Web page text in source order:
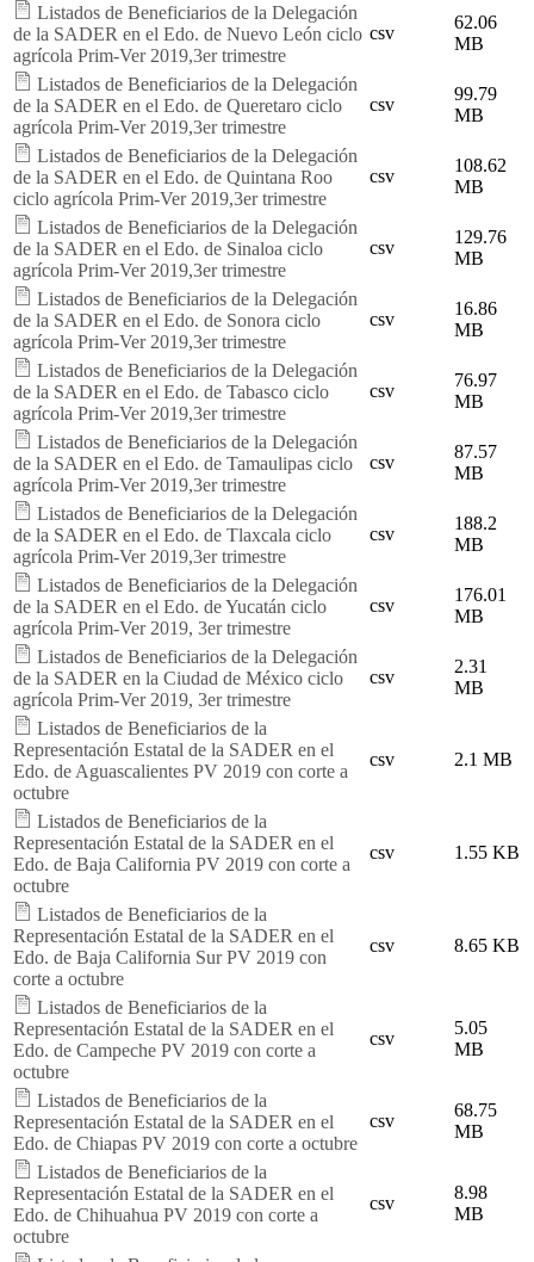
Listados de Beneficiarios de la Delegación
de la SADER en el Edo. de Nuevo León ciclo
agrícola Prim-Ver 2019,3er trimestre
csv
62.06
MB
Listados de Beneficiarios de la Delegación
de la SADER en el Edo. de Queretaro ciclo
agrícola Prim-Ver 2019,3er trimestre
csv
99.79
MB
Listados de Beneficiarios de la Delegación
de la SADER en el Edo. de Quintana Roo
ciclo agrícola Prim-Ver 2019,3er trimestre
csv
108.62
MB
Listados de Beneficiarios de la Delegación
de la SADER en el Edo. de Sinaloa ciclo
agrícola Prim-Ver 2019,3er trimestre
csv
129.76
MB
Listados de Beneficiarios de la Delegación
de la SADER en el Edo. de Sonora ciclo
agrícola Prim-Ver 2019,3er trimestre
csv
16.86
MB
Listados de Beneficiarios de la Delegación
de la SADER en el Edo. de Tabasco ciclo
agrícola Prim-Ver 2019,3er trimestre
csv
76.97
MB
Listados de Beneficiarios de la Delegación
de la SADER en el Edo. de Tamaulipas ciclo
agrícola Prim-Ver 2019,3er trimestre
csv
87.57
MB
Listados de Beneficiarios de la Delegación
de la SADER en el Edo. de Tlaxcala ciclo
agrícola Prim-Ver 2019,3er trimestre
csv
188.2
MB
Listados de Beneficiarios de la Delegación
de la SADER en el Edo. de Yucatán ciclo
agrícola Prim-Ver 2019, 3er trimestre
csv
176.01
MB
Listados de Beneficiarios de la Delegación
de la SADER en la Ciudad de México ciclo
agrícola Prim-Ver 2019, 3er trimestre
csv
2.31
MB
Listados de Beneficiarios de la
Representación Estatal de la SADER en el
Edo. de Aguascalientes PV 2019 con corte a
octubre
csv 2.1 MB
Listados de Beneficiarios de la
Representación Estatal de la SADER en el
Edo. de Baja California PV 2019 con corte a
octubre
csv 1.55 KB
Listados de Beneficiarios de la
Representación Estatal de la SADER en el
Edo. de Baja California Sur PV 2019 con
corte a octubre
csv 8.65 KB
Listados de Beneficiarios de la
Representación Estatal de la SADER en el
Edo. de Campeche PV 2019 con corte a
octubre
csv
5.05
MB
Listados de Beneficiarios de la
Representación Estatal de la SADER en el
Edo. de Chiapas PV 2019 con corte a octubre
csv
68.75
MB
Listados de Beneficiarios de la
Representación Estatal de la SADER en el
Edo. de Chihuahua PV 2019 con corte a
octubre
csv
8.98
MB